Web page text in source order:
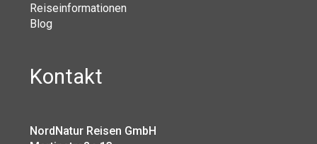
Reiseinformationen
Blog
Kontakt
NordNatur Reisen GmbH